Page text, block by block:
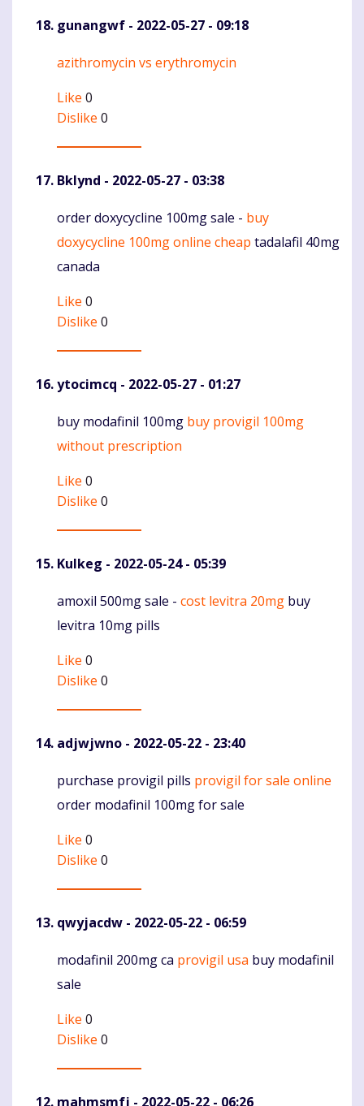
gunangwf - 2022-05-27 - 09:18
Komentaras
azithromycin vs erythromycin
Like 0
Dislike 0
Bklynd - 2022-05-27 - 03:38
Komentaras
order doxycycline 100mg sale - buy
doxycycline 100mg online cheap tadalafil 40mg
canada
Like 0
Dislike 0
ytocimcq - 2022-05-27 - 01:27
Komentaras
buy modafinil 100mg buy provigil 100mg
without prescription
Like 0
Dislike 0
Kulkeg - 2022-05-24 - 05:39
Komentaras
amoxil 500mg sale - cost levitra 20mg buy
levitra 10mg pills
Like 0
Dislike 0
adjwjwno - 2022-05-22 - 23:40
Komentaras
purchase provigil pills provigil for sale online
order modafinil 100mg for sale
Like 0
Dislike 0
qwyjacdw - 2022-05-22 - 06:59
Komentaras
modafinil 200mg ca provigil usa buy modafinil
sale
Like 0
Dislike 0
mahmsmfj - 2022-05-22 - 06:26